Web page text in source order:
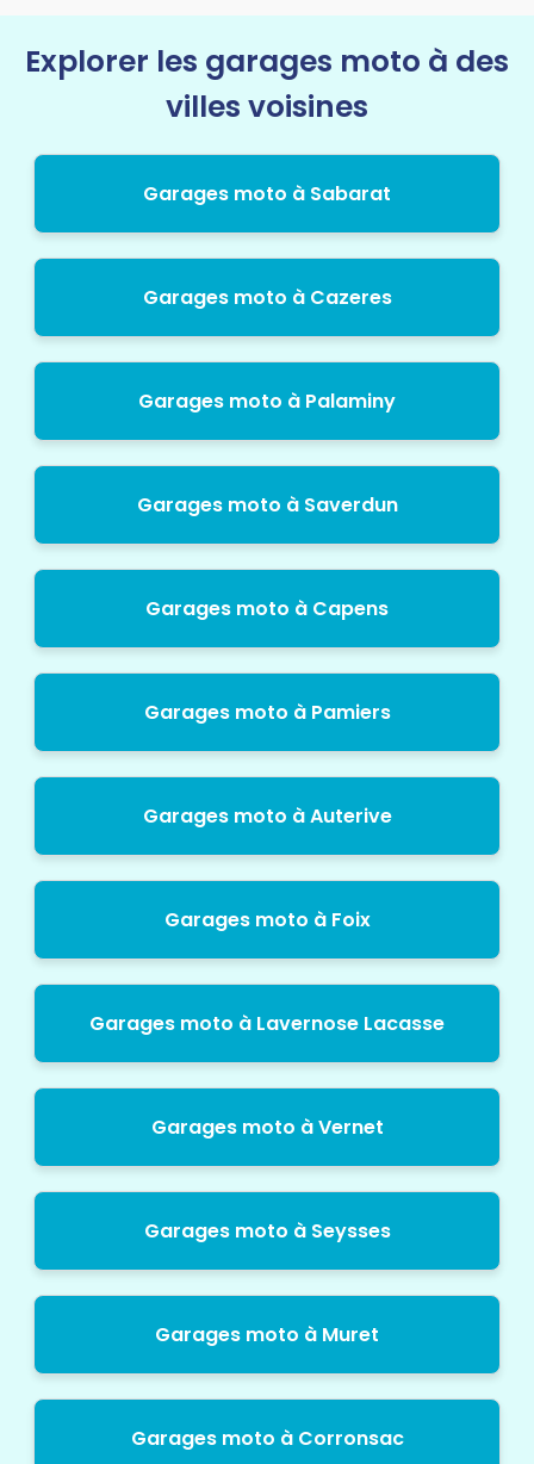
Explorer les garages moto à des
villes voisines
Garages moto à Sabarat
Garages moto à Cazeres
Garages moto à Palaminy
Garages moto à Saverdun
Garages moto à Capens
Garages moto à Pamiers
Garages moto à Auterive
Garages moto à Foix
Garages moto à Lavernose Lacasse
Garages moto à Vernet
Garages moto à Seysses
Garages moto à Muret
Garages moto à Corronsac